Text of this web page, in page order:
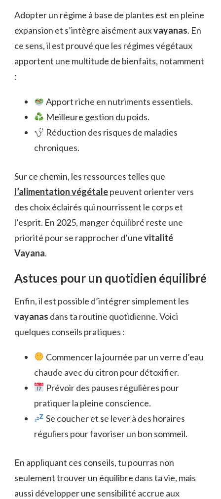
Adopter un régime à base de plantes est en pleine
expansion et s’intègre aisément auxvayanas. En
ce sens, il est prouvé que les régimes végétaux
apportent une multitude de bienfaits, notamment
:
Apport riche en nutriments essentiels.
Meilleure gestion du poids.
Réduction des risques de maladies
chroniques.
Sur ce chemin, les ressources telles que
l’alimentation végétalepeuvent orienter vers
des choix éclairés qui nourrissent le corps et
l’esprit. En 2025, manger équilibré reste une
priorité pour se rapprocher d’unevitalité
Vayana.
Astuces pour un quotidien équilibré
Enfin, il est possible d’intégrer simplement les
vayanas dans ta routine quotidienne. Voici
quelques conseils pratiques :
Commencer la journée par un verre d’eau
chaude avec du citron pour détoxifier.
Prévoir des pauses régulières pour
pratiquer la pleine conscience.
Se coucher et se lever à des horaires
réguliers pour favoriser un bon sommeil.
En appliquant ces conseils, tu pourras non
seulement trouver un équilibre dans ta vie, mais
aussi développer une sensibilité accrue aux